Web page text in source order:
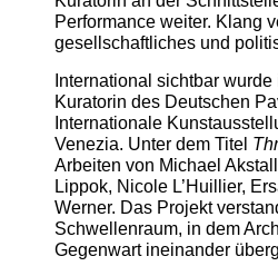
Performance weiter. Klang
gesellschaftliches und
International sichtbar
Kuratorin des Deutschen
Internationale
Venezia. Unter dem Titel
Arbeiten von Michael
Lippok, Nicole L’Huillier,
Werner. Das Projekt
Schwellenraum, in dem
Gegenwart ineinander